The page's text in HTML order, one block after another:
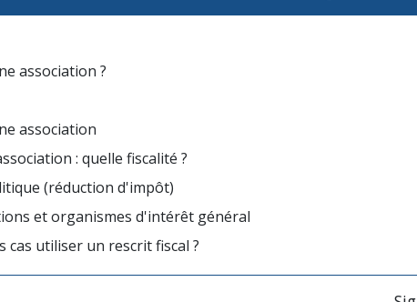
association ?
association
: quelle fiscalité ?
(réduction d'impôt)
et organismes d'intérêt général
cas utiliser un rescrit fiscal ?